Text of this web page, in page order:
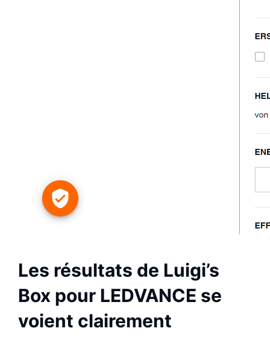
Les résultats de Luigi’s
Box pour LEDVANCE se
voient clairement